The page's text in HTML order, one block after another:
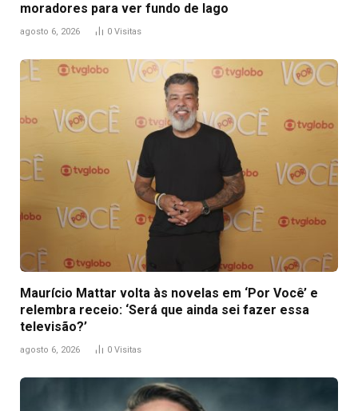
moradores para ver fundo de lago
agosto 6, 2026 0 Visitas
Maurício Mattar volta às novelas em ‘Por Você’ e
relembra receio: ‘Será que ainda sei fazer essa
televisão?’
agosto 6, 2026 0 Visitas